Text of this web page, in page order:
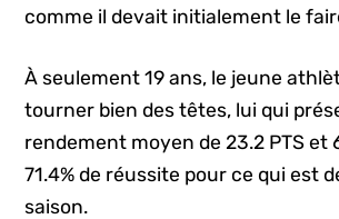
comme il devait initialement le
À seulement 19 ans, le jeune
tourner bien des têtes, lui qui
rendement moyen de 23.2 PTS et
71.4% de réussite pour ce qui est
saison.